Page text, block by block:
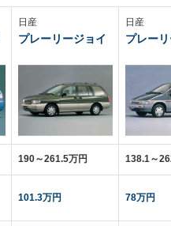
日産
プレーリージョイ
190～261.5万円
101.3万円
日産
プレー
138.1～
78万円